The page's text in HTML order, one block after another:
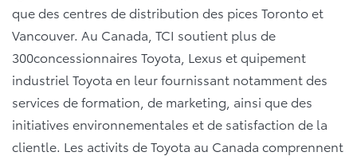
que des centres de distribution des pices Toronto et
Vancouver. Au Canada, TCI soutient plus de
300concessionnaires Toyota, Lexus et quipement
industriel Toyota en leur fournissant notamment des
services de formation, de marketing, ainsi que des
initiatives environnementales et de satisfaction de la
clientle. Les activits de Toyota au Canada comprennent